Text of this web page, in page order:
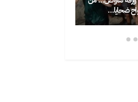
يختار الشباب المغاربة…